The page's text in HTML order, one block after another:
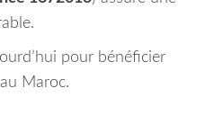
pour bénéficier
Maroc.